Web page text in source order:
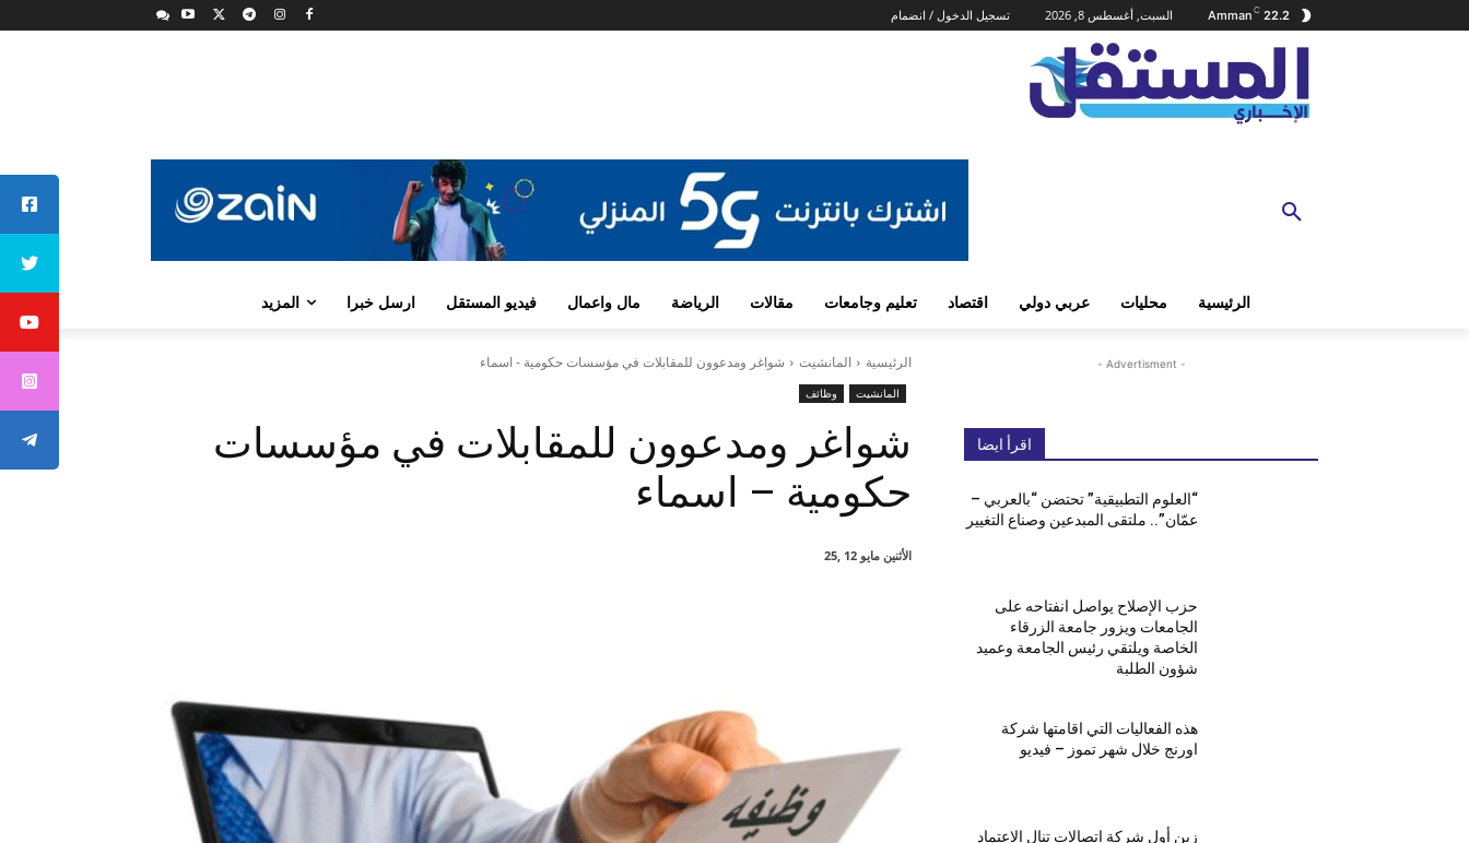
22.2
C
Amman السبت, أغسطس 8, 2026 تسجيل الدخول / انضمام
الرئيسية محليات عربي دولي اقتصاد تعليم وجامعات مقالات الرياضة مال واعمال فيديو المستقل ارسل خبرا المزيد
الرئيسية المانشيت شواغر ومدعوون للمقابلات في مؤسسات حكومية - اسماء
المانشيت وظائف
شواغر ومدعوون للمقابلات في مؤسسات
حكومية – اسماء
الأثنين مايو 12 ,25
- Advertisment -
اقرأ ايضا
“العلوم التطبيقية” تحتضن “بالعربي –
عمّان”.. ملتقى المبدعين وصناع التغيير
حزب الإصلاح يواصل انفتاحه على
الجامعات ويزور جامعة الزرقاء
الخاصة ويلتقي رئيس الجامعة وعميد
شؤون الطلبة
هذه الفعاليات التي اقامتها شركة
اورنج خلال شهر تموز – فيديو
زين أول شركة اتصالات تنال الاعتماد